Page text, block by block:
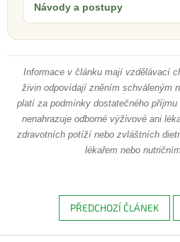
Návody a postupy
Informace v článku mají vzdělávací
živin odpovídají zněním schváleným
platí za podmínky dostatečného
nenahrazuje odborné výživové ani
zdravotních potíží nebo zvláštních
lékařem nebo
PŘEDCHOZÍ ČLÁNEK